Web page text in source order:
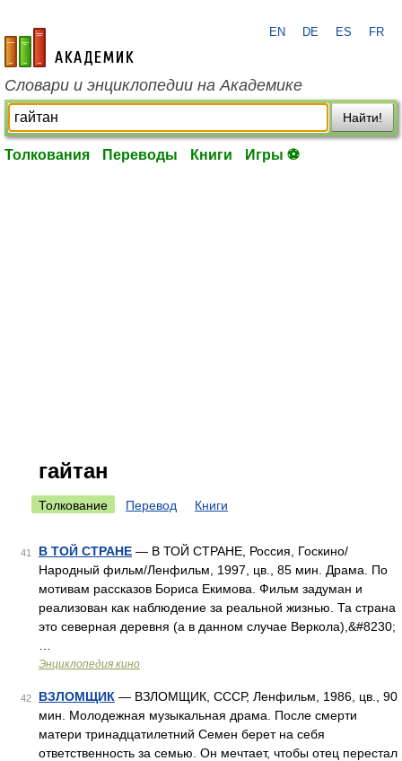
academic.ru
EN DE ES FR
Словари и энциклопедии на Академике
Найти!
Толкования Переводы Книги Игры ⚽
гайтан
Толкование Перевод Книги
41 В ТОЙ СТРАНЕ — В ТОЙ СТРАНЕ, Россия, Госкино/
Народный фильм/Ленфильм, 1997, цв., 85 мин. Драма. По
мотивам рассказов Бориса Екимова. Фильм задуман и
реализован как наблюдение за реальной жизнью. Та страна
это северная деревня (а в данном случае Веркола),&#8230;
Энциклопедия кино
42 ВЗЛОМЩИК — ВЗЛОМЩИК, СССР, Ленфильм, 1986, цв., 90
мин. Молодежная музыкальная драма. После смерти
матери тринадцатилетний Семен берет на себя
ответственность за семью. Он мечтает, чтобы отец перестал